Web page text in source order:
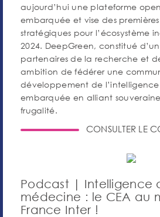
aujourd’hui une plateforme
embarquée et vise des
stratégiques pour l’écosystème
2024. DeepGreen, constitué
partenaires de la recherche et
ambition de fédérer une
développement de
embarquée en alliant
frugalité.
CONSULTER LE
Podcast | Intelligence
médecine : le CEA au
France Inter !